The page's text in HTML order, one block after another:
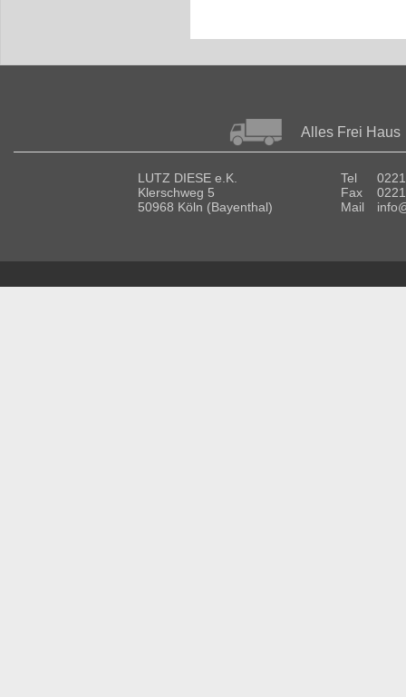
Alles Frei Haus
LUTZ DIESE e.K.
Klerschweg 5
50968 Köln (Bayenthal)
Tel
Fax
Mail